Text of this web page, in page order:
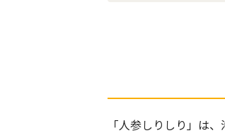
「人参しりしり」は